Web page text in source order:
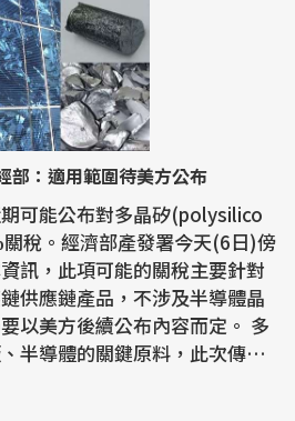
部：適用範圍待美方公布
可能公布對多晶矽(polysilico
稅。經濟部產發署今天(6日)傍
訊，此項可能的關稅主要針對
供應鏈產品，不涉及半導體晶
美方後續公布內容而定。 多
半導體的關鍵原料，此次傳出